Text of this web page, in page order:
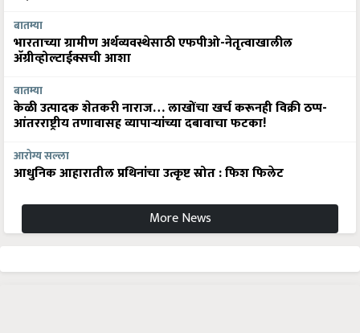
बातम्या
भारताच्या ग्रामीण अर्थव्यवस्थेसाठी एफपीओ-नेतृत्वाखालील
अ‍ॅग्रीव्होल्टाईक्सची आशा
बातम्या
केळी उत्पादक शेतकरी नाराज… लाखोंचा खर्च करूनही विक्री ठप्प-
आंतरराष्ट्रीय तणावासह व्यापाऱ्यांच्या दबावाचा फटका!
आरोग्य सल्ला
आधुनिक आहारातील प्रथिनांचा उत्कृष्ट स्रोत : फिश फिलेट
More News